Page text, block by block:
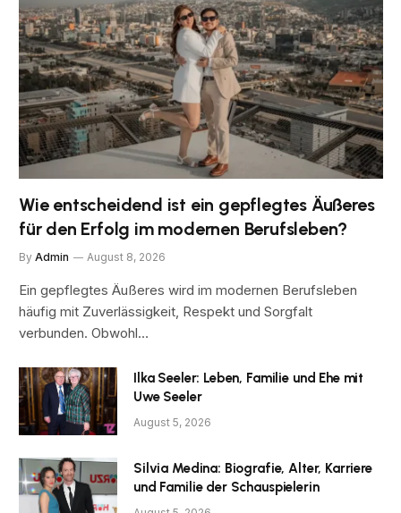
Wie entscheidend ist ein gepflegtes Äußeres
für den Erfolg im modernen Berufsleben?
By Admin August 8, 2026
Ein gepflegtes Äußeres wird im modernen Berufsleben
häufig mit Zuverlässigkeit, Respekt und Sorgfalt
verbunden. Obwohl…
Ilka Seeler: Leben, Familie und Ehe mit
Uwe Seeler
August 5, 2026
Silvia Medina: Biografie, Alter, Karriere
und Familie der Schauspielerin